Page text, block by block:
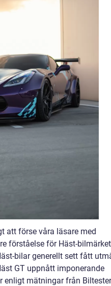
att förse våra läsare med
förståelse för Häst-
bilar generellt sett fått
GT uppnått imponerande
enligt mätningar från Biltester